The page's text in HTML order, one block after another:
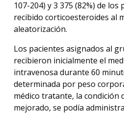
107-204) y 3 375 (82%) de
recibido corticoesteroides al
aleatorización.
Los pacientes asignados al
recibieron inicialmente el
intravenosa durante 60
determinada por peso
médico tratante, la condición
mejorado, se podía